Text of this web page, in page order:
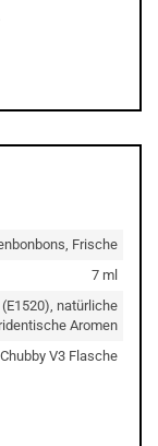
Frische
7 ml
natürliche
Aromen
V3 Flasche